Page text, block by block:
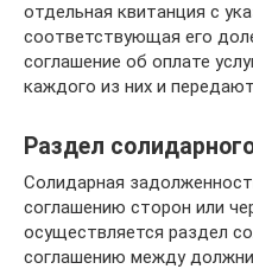
отдельная квитанция с
соответствующая его
соглашение об оплате
каждого из них и
Раздел
Солидарная
соглашению сторон или
осуществляется раздел
соглашению между